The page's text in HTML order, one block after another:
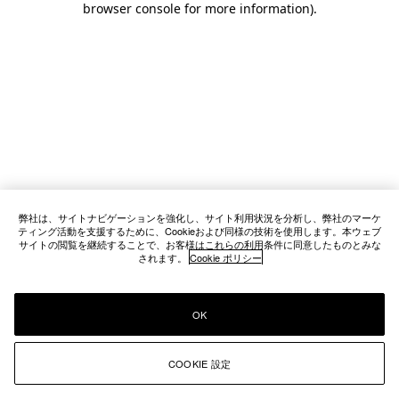
browser console for more information).
弊社は、サイトナビゲーションを強化し、サイト利用状況を分析し、弊社のマーケ
ティング活動を支援するために、Cookieおよび同様の技術を使用します。本ウェブ
サイトの閲覧を継続することで、お客様はこれらの利用条件に同意したものとみな
されます。 Cookie ポリシー
COOKIE 設定
OK